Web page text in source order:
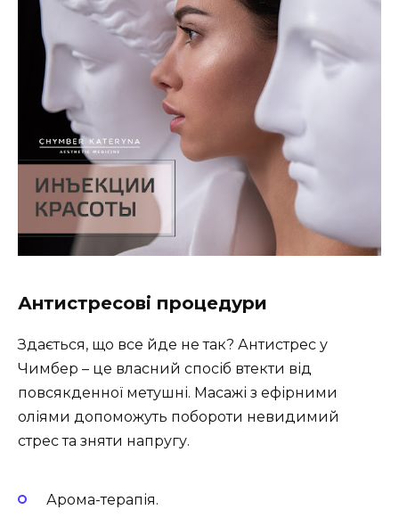
Антистресові процедури
Здається, що все йде не так? Антистрес у
Чимбер – це власний спосіб втекти від
повсякденної метушні. Масажі з ефірними
оліями допоможуть побороти невидимий
стрес та зняти напругу.
Арома-терапія.